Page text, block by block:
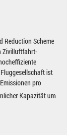
Reduction Scheme
Zivilluftfahrt-
ist
pro
Kapazität um